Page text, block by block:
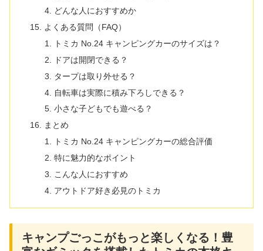
どんな人におすすめか
よくある質問（FAQ）
トミカ No.24 キャンピングカーのサイズは？
ドアは開閉できる？
タープは取り外せる？
自転車は実際に積み下ろしできる？
小さな子どもでも遊べる？
まとめ
トミカ No.24 キャンピングカーの総合評価
特に魅力的なポイント
こんな人におすすめ
アウトドア好き必見のトミカ
キャンプごっこがもっと楽しくなる！豊